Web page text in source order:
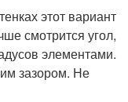
этот вариант
смотрится угол,
элементами.
зазором. Не